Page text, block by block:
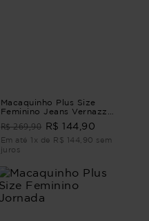
Macaquinho Plus Size
Feminino Jeans Vernazza
MACAQUINHO JEANS
VERNAZZA G - 46
R$ 269,90 R$ 144,90
Em até 1x de R$ 144,90 sem
juros